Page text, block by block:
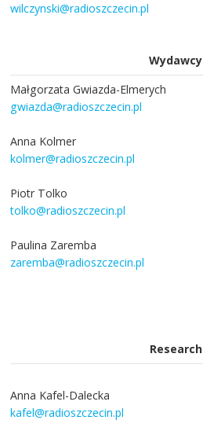
wilczynski@radioszczecin.pl
Wydawcy
Małgorzata Gwiazda-Elmerych
gwiazda@radioszczecin.pl
Anna Kolmer
kolmer@radioszczecin.pl
Piotr Tolko
tolko@radioszczecin.pl
Paulina Zaremba
zaremba@radioszczecin.pl
Research
Anna Kafel-Dalecka
kafel@radioszczecin.pl